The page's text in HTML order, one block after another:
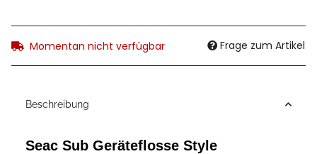
Momentan nicht verfügbar Frage zum Artikel
Beschreibung
Seac Sub Geräteflosse Style